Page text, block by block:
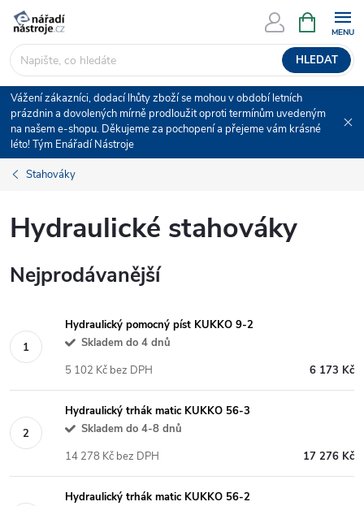
Přejít
obsah
HLEDAT
NÁKUPNÍ
KOŠÍK
Vážení zákazníci, dodací lhůty zboží se mohou v období letních
prázdnin a dovolených mírně prodloužit oproti termínům uvedeným
na našem e-shopu. Děkujeme za pochopení a přejeme vám krásné
léto! Tým Enářadí Nástroje
Stahováky
Hydraulické stahováky
Nejprodávanější
Hydraulický pomocný píst KUKKO 9-2
Skladem do 4 dnů
6 173 Kč
5 102 Kč bez DPH
Hydraulický trhák matic KUKKO 56-3
Skladem do 4-8 dnů
17 276 Kč
14 278 Kč bez DPH
Hydraulický trhák matic KUKKO 56-2